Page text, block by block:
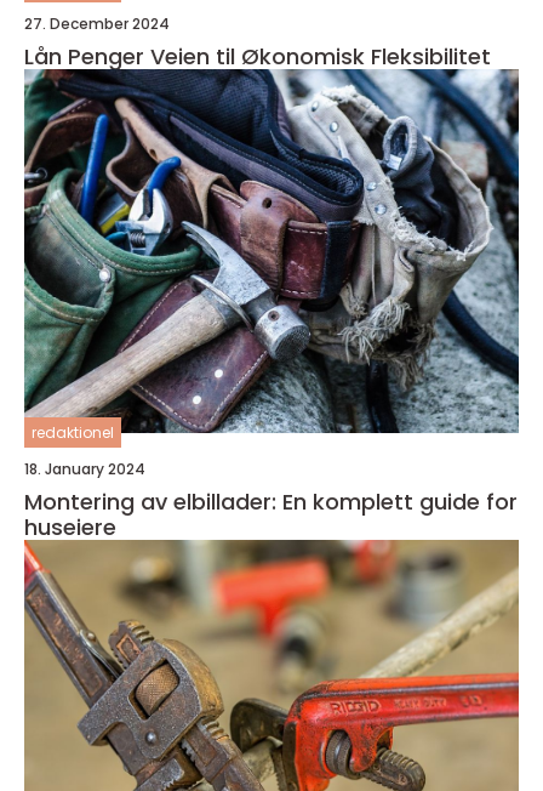
27. December 2024
Lån Penger Veien til Økonomisk Fleksibilitet
redaktionel
18. January 2024
Montering av elbillader: En komplett guide for
huseiere